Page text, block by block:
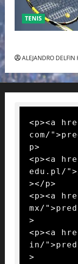
TENIS
ALEJANDRO DELFIN
<p><a
com/
p>
<p><a
edu.pl/
></p>
<p><a
mx/
>
<p><a
in/
>